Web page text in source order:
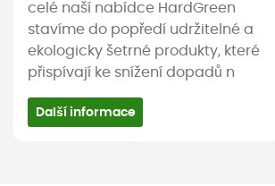
celé naší nabídce HardGreen
stavíme do popředí udržitelné a
ekologicky šetrné produkty, které
přispívají ke snížení dopadů n
Další informace